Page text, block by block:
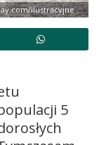
ilustracyjne
5